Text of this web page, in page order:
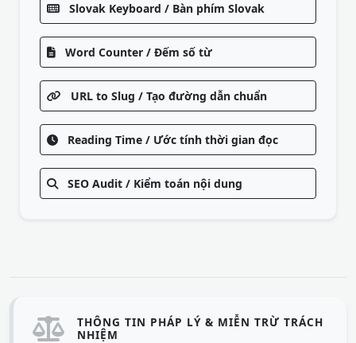
Slovak Keyboard / Bàn phím Slovak
Word Counter / Đếm số từ
URL to Slug / Tạo đường dẫn chuẩn
Reading Time / Ước tính thời gian đọc
SEO Audit / Kiểm toán nội dung
THÔNG TIN PHÁP LÝ & MIỄN TRỪ TRÁCH
NHIỆM